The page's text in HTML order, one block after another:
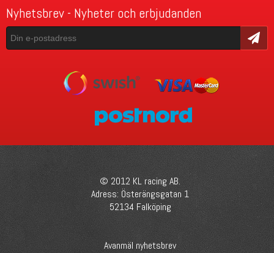
Nyhetsbrev - Nyheter och erbjudanden
Skicka
© 2012 KL racing AB.
Adress: Österängsgatan 1
52134 Falköping
Avanmäl nyhetsbrev